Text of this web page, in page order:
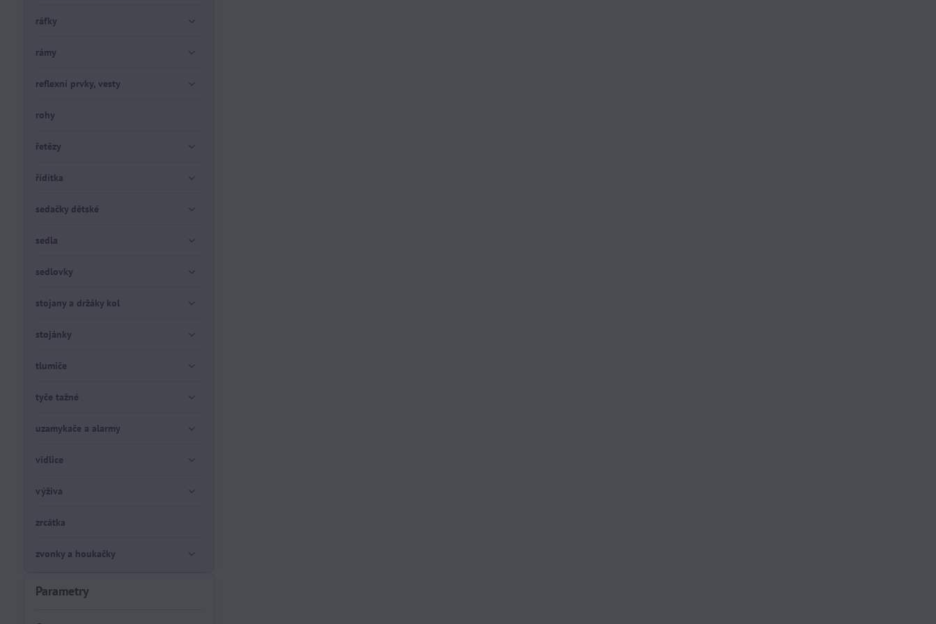
Parametry
ráfky
rámy
reflexní prvky, vesty
rohy
řetězy
řídítka
sedačky dětské
sedla
sedlovky
stojany a držáky kol
stojánky
tlumiče
tyče tažné
uzamykače a alarmy
vidlice
výživa
zrcátka
zvonky a houkačky